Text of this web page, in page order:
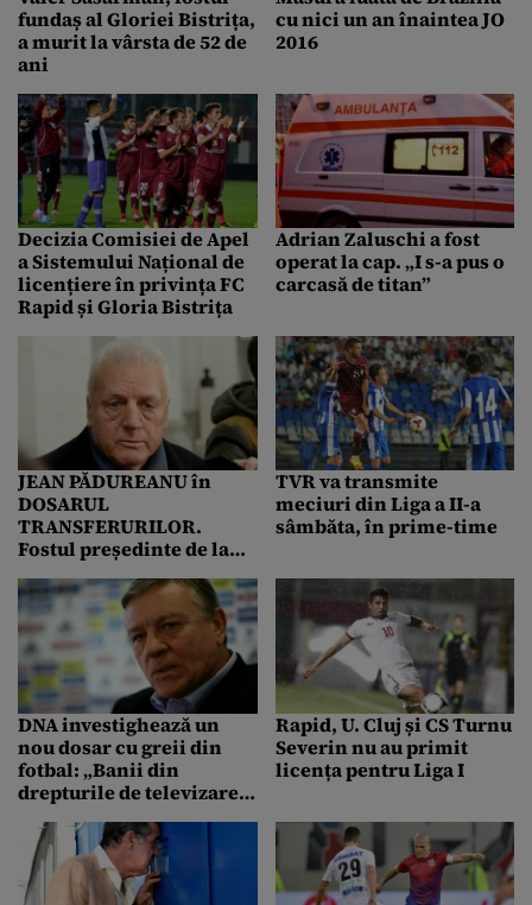
fundaș al Gloriei Bistrița,
a murit la vârsta de 52 de
ani
cu nici un an înaintea JO
2016
Decizia Comisiei de Apel
a Sistemului Național de
licențiere în privința FC
Rapid și Gloria Bistrița
Adrian Zaluschi a fost
operat la cap. „I s-a pus o
carcasă de titan”
JEAN PĂDUREANU în
DOSARUL
TRANSFERURILOR.
Fostul președinte de la
polițiști din spital
TVR va transmite
meciuri din Liga a II-a
sâmbăta, în prime-time
DNA investighează un
nou dosar cu greii din
fotbal: „Banii din
drepturile de televizare
Bistrița au ajuns la soția
lui Mircea Sandu”
Rapid, U. Cluj și CS Turnu
Severin nu au primit
licența pentru Liga I